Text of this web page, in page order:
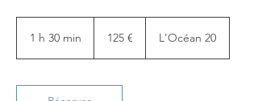
1 h 30 min
m
125 € L'Océan 20